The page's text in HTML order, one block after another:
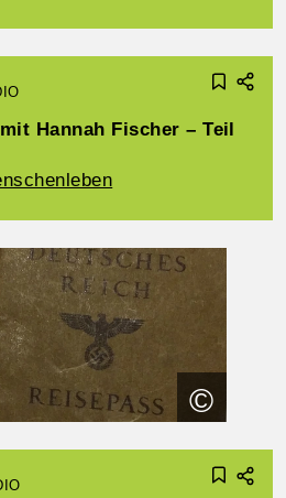
Hannah Fischer – Teil
©